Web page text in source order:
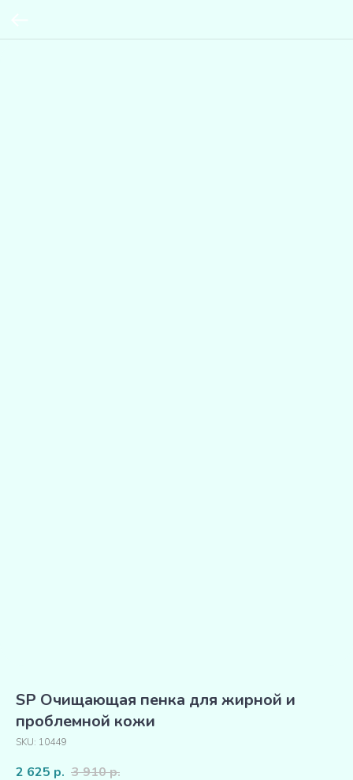
SP Очищающая пенка для жирной и
проблемной кожи
SKU: 10449
2 625 р. 3 910р.